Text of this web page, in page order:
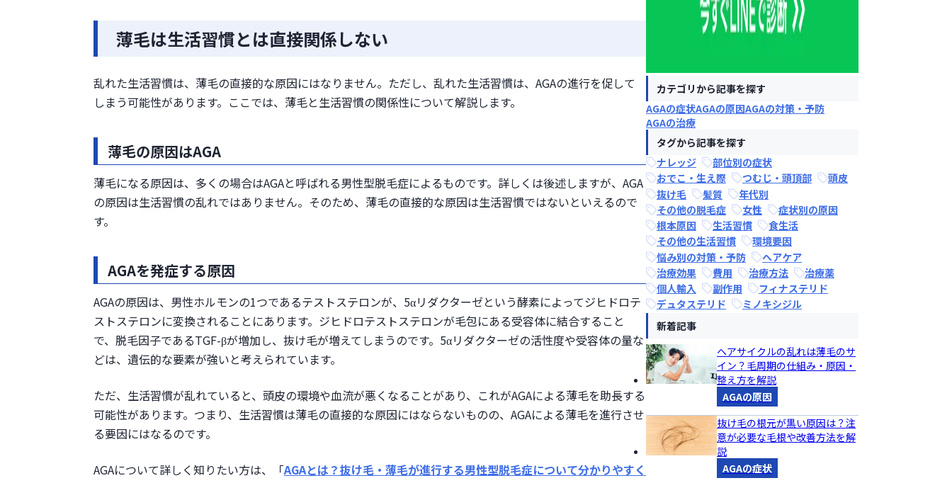
運動
ストレス
髪に良い影響を与える成分を食べ物から摂る
タンパク質
亜鉛
ビタミン
適切な睡眠をとる
睡眠の3時間前には食事を終わらせる
ストレスをためない
禁煙
頭皮のケアで薄毛の改善が期待できる
ごしごしと爪を立てて洗わない
ドライヤーのしすぎに注意
自分に合ったシャンプーを活用する
AGAを治療するには専門機関の受診がおすすめ
まとめ
薄毛は生活習慣とは直接関係しない
乱れた生活習慣は、薄毛の直接的な原因にはなりません。ただし、乱れた生活習慣は、AGAの進行を促して
しまう可能性があります。ここでは、薄毛と生活習慣の関係性について解説します。
薄毛の原因はAGA
薄毛になる原因は、多くの場合はAGAと呼ばれる男性型脱毛症によるものです。詳しくは後述しますが、AGA
の原因は生活習慣の乱れではありません。そのため、薄毛の直接的な原因は生活習慣ではないといえるので
す。
AGAを発症する原因
AGAの原因は、男性ホルモンの1つであるテストステロンが、5αリダクターゼという酵素によってジヒドロテ
ストステロンに変換されることにあります。ジヒドロテストステロンが毛包にある受容体に結合すること
で、脱毛因子であるTGF-βが増加し、抜け毛が増えてしまうのです。5αリダクターゼの活性度や受容体の量な
どは、遺伝的な要素が強いと考えられています。
ただ、生活習慣が乱れていると、頭皮の環境や血流が悪くなることがあり、これがAGAによる薄毛を助長する
可能性があります。つまり、生活習慣は薄毛の直接的な原因にはならないものの、AGAによる薄毛を進行させ
る要因にはなるのです。
AGAについて詳しく知りたい方は、「AGAとは？抜け毛・薄毛が進行する男性型脱毛症について分かりやすく
カテゴリから記事を探す
AGAの症状AGAの原因AGAの対策・予防
AGAの治療
タグから記事を探す
ナレッジ
部位別の症状
おでこ・生え際
つむじ・頭頂部
頭皮
抜け毛
髪質
年代別
その他の脱毛症
女性
症状別の原因
根本原因
生活習慣
食生活
その他の生活習慣
環境要因
悩み別の対策・予防
ヘアケア
治療効果
費用 治療方法
治療薬
個人輸入
副作用
フィナステリド
デュタステリド
ミノキシジル
新着記事
ヘアサイクルの乱れは薄毛のサ
イン？毛周期の仕組み・原因・
整え方を解説
AGAの原因
抜け毛の根元が黒い原因は？注
意が必要な毛根や改善方法を解
説
AGAの症状